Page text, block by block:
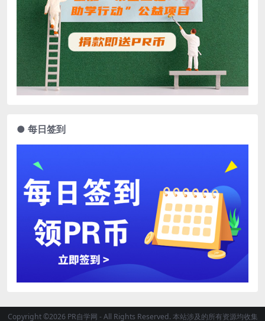
● 每日签到
Copyright ©2026 PR自学网 - All Rights Reserved. 本站涉及的所有资源均收集